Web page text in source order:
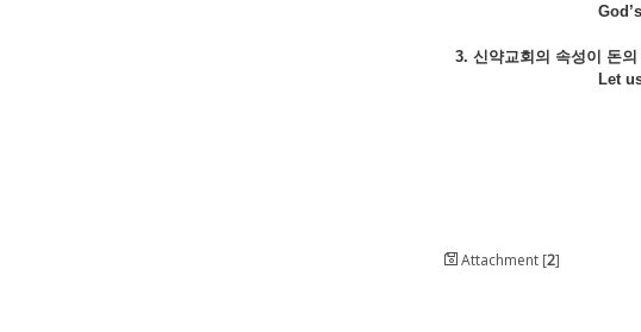
3. 신약교회의 속성이 돈
Let
Attachment [2]